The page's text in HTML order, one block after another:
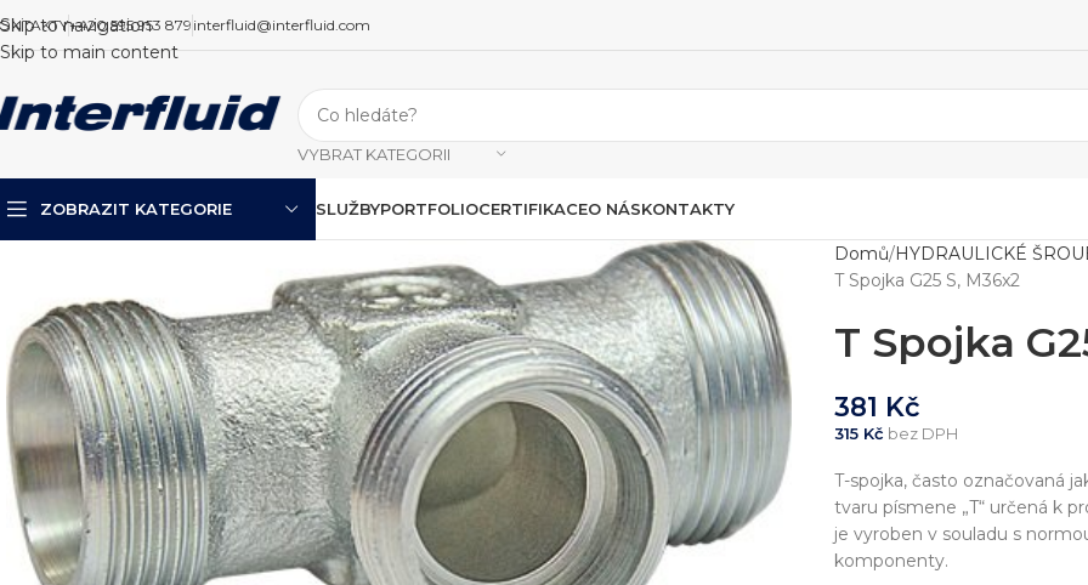
Skip to navigation
Skip to main content
+420 595 953 879 interfluid@interfluid.com
VYBRAT KATEGORII
ZOBRAZIT KATEGORIE SLUŽBYPORTFOLIOCERTIFIKACEO NÁSKONTAKTY
Domů HYDRAULICKÉ
T Spojka G25 S, M36x2
T Spojka
381 Kč
315 Kč bez DPH
T-spojka, často označovaná
tvaru písmene „T“ určená k
je vyroben v souladu s
komponenty.